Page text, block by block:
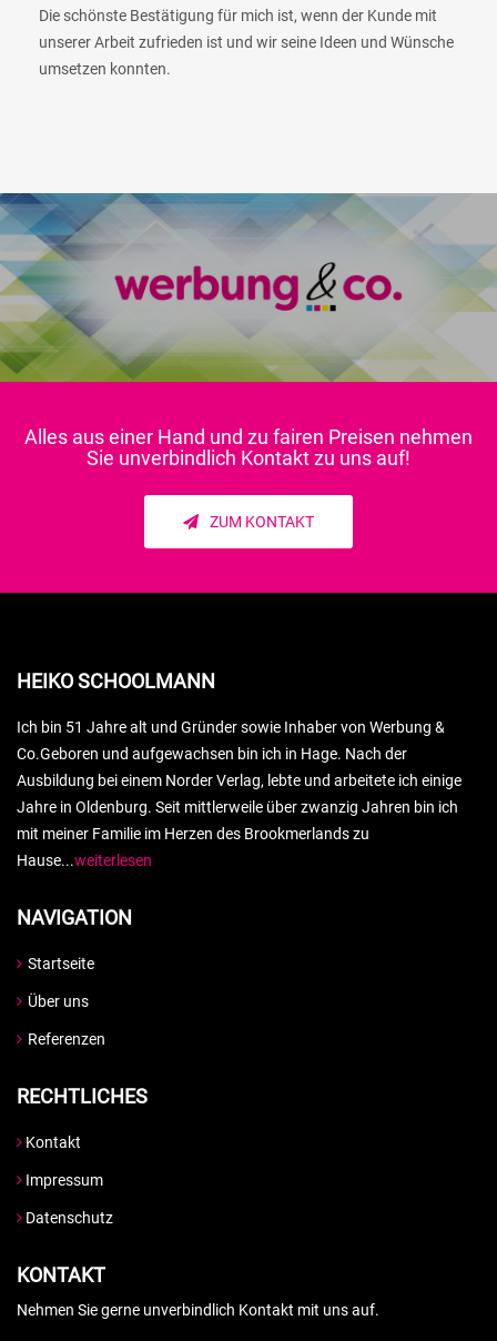
Die schönste Bestätigung für mich ist, wenn der Kunde mit
unserer Arbeit zufrieden ist und wir seine Ideen und Wünsche
umsetzen konnten.
Alles aus einer Hand und zu fairen Preisen nehmen
Sie unverbindlich Kontakt zu uns auf!
ZUM KONTAKT
HEIKO SCHOOLMANN
Ich bin 51 Jahre alt und Gründer sowie Inhaber von Werbung &
Co.Geboren und aufgewachsen bin ich in Hage. Nach der
Ausbildung bei einem Norder Verlag, lebte und arbeitete ich einige
Jahre in Oldenburg. Seit mittlerweile über zwanzig Jahren bin ich
mit meiner Familie im Herzen des Brookmerlands zu
Hause...weiterlesen
NAVIGATION
Startseite
Über uns
Referenzen
RECHTLICHES
Kontakt
Impressum
Datenschutz
KONTAKT
Nehmen Sie gerne unverbindlich Kontakt mit uns auf.